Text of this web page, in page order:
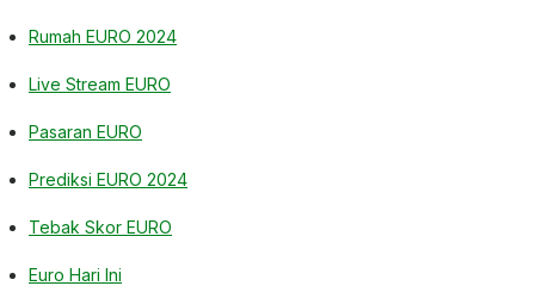
Rumah EURO 2024
Live Stream EURO
Pasaran EURO
Prediksi EURO 2024
Tebak Skor EURO
Euro Hari Ini